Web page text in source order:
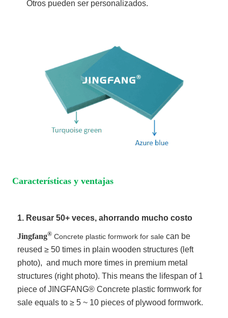
Otros pueden ser personalizados.
Características y ventajas
1. Reusar 50+ veces, ahorrando mucho costo
Jingfang® Concrete plastic formwork for sale can be
reused ≥ 50 times in plain wooden structures (left
photo), and much more times in premium metal
structures (right photo). This means the lifespan of 1
piece of JINGFANG® Concrete plastic formwork for
sale equals to ≥ 5 ~ 10 pieces of plywood formwork.